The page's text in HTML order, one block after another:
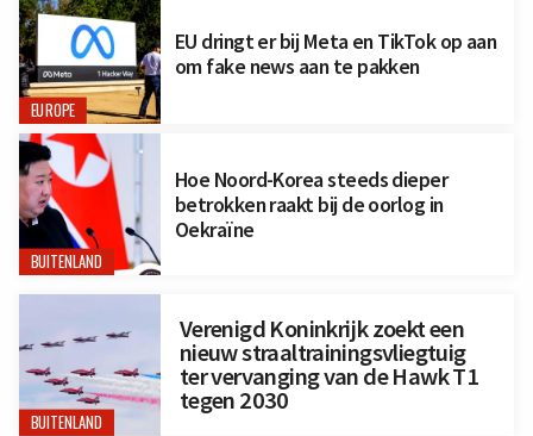
EUROPE
EU dringt er bij Meta en TikTok op aan
om fake news aan te pakken
BUITENLAND
Hoe Noord-Korea steeds dieper
betrokken raakt bij de oorlog in
Oekraïne
BUITENLAND
Verenigd Koninkrijk zoekt een
nieuw straaltrainingsvliegtuig
ter vervanging van de Hawk T1
tegen 2030